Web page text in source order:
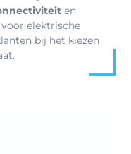
en
elektrische
bij het kiezen